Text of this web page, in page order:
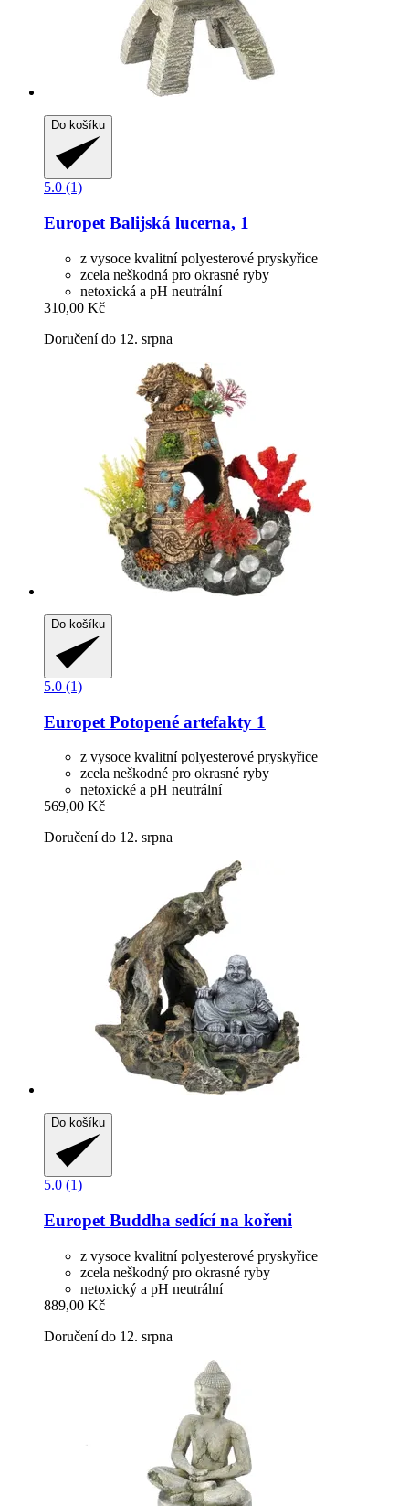
Do košíku
5.0 (1)
Europet Balijská lucerna, 1
z vysoce kvalitní polyesterové pryskyřice
zcela neškodná pro okrasné ryby
netoxická a pH neutrální
310,00 Kč
Doručení do 12. srpna
Do košíku
5.0 (1)
Europet Potopené artefakty 1
z vysoce kvalitní polyesterové pryskyřice
zcela neškodné pro okrasné ryby
netoxické a pH neutrální
569,00 Kč
Doručení do 12. srpna
Do košíku
5.0 (1)
Europet Buddha sedící na kořeni
z vysoce kvalitní polyesterové pryskyřice
zcela neškodný pro okrasné ryby
netoxický a pH neutrální
889,00 Kč
Doručení do 12. srpna